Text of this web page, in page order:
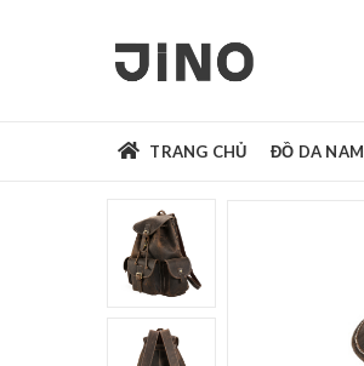
TRANG CHỦ ĐỒ DA NAM